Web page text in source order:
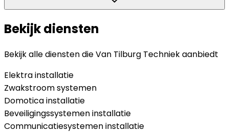
Bekijk diensten
Bekijk alle diensten dieVan Tilburg Techniekaanbiedt
Elektra installatie
Zwakstroom systemen
Domotica installatie
Beveiligingssystemen installatie
Communicatiesystemen installatie